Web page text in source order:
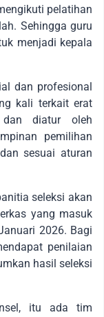
pelatihan
Sehingga guru
menjadi kepala
dan profesional
kali terkait erat
dan diatur oleh
pemilihan
sesuai aturan
seleksi akan
yang masuk
2026. Bagi
penilaian
hasil seleksi
itu ada tim